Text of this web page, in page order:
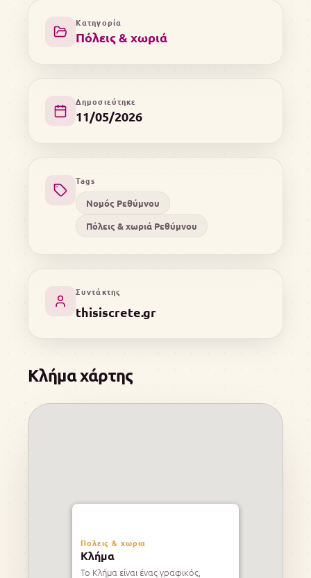
Κατηγορία
Πόλεις & χωριά
Δημοσιεύτηκε
11/05/2026
Tags
Νομός Ρεθύμνου
Πόλεις & χωριά Ρεθύμνου
Συντάκτης
thisiscrete.gr
Κλήμα χάρτης
Πολεις & χωρια
Κλήμα
Το Κλήμα είναι ένας γραφικός,